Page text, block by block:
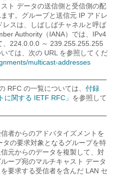
ト データの送信側と受信側の配
す。グループと送信元 IP アドレ
スは、しばしばチャネルと呼ば
Authority（IANA）では、IPv4
、224.0.0.0 ～ 239.255.255.255
ては、次の URL を参照してくだ
​multicast-addresses
RFC の一覧については、 付録
に関する IETF RFC」 を参照して
者からのアドバタイズメントを
の要求対象となるグループを特
元からのデータを複製して、対
ープ宛のマルチキャスト データ
要求する受信者を含んだ LAN セ